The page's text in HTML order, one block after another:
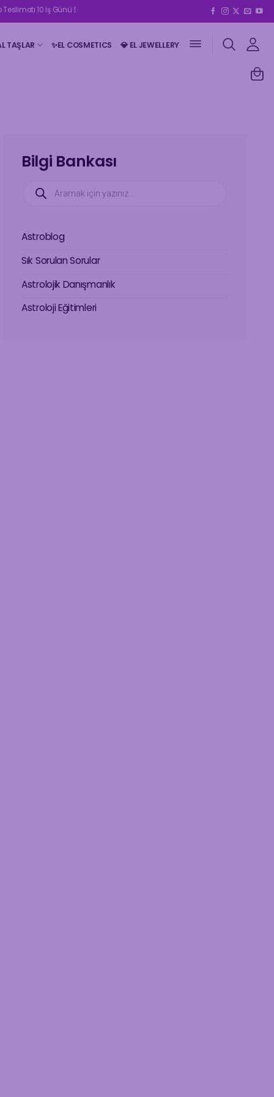
İş Günü Sürebilmektedir | 2500₺ Ve Üzeri Kargo Ücretsizdir 🤍
TAŞLAR ✨EL COSMETICS 💎 EL JEWELLERY
Bilgi Bankası
Products
search
Astroblog
Sık Sorulan Sorular
Astrolojik Danışmanlık
Astroloji Eğitimleri